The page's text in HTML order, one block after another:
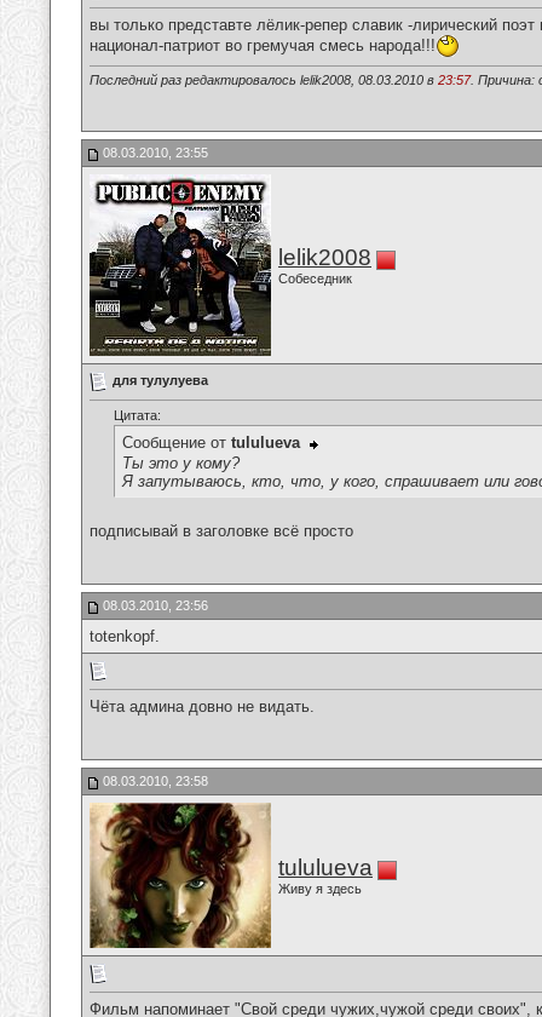
вы только представте лёлик-репер славик -лирический
национал-патриот во гремучая смесь народа!!!
Последний раз редактировалось lelik2008, 08.03.2010 в 23:57. Причина:
08.03.2010, 23:55
lelik2008
Собеседник
для тулулуева
Цитата:
Сообщение от tululueva
Ты это у кому?
Я запутываюсь, кто, что, у кого, спрашивает или
подписывай в заголовке всё просто
08.03.2010, 23:56
totenkopf.
Чёта админа довно не видать.
08.03.2010, 23:58
tululueva
Живу я здесь
Фильм напоминает "Свой среди чужих,чужой среди своих",